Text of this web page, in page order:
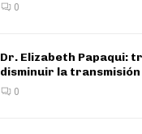
0
Dr. Elizabeth Papaqui:
disminuir la transmisión
0